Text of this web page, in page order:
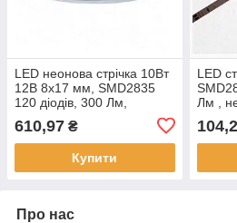
LED неонова стрічка 10Вт
12В 8х17 мм, SMD2835
120 діодів, 300 Лм,
нейтральний білий 4000К,
серія Neon Electro House
by Rishang,,
610,97 ₴
Купити
LED
Лм ,
Про нас